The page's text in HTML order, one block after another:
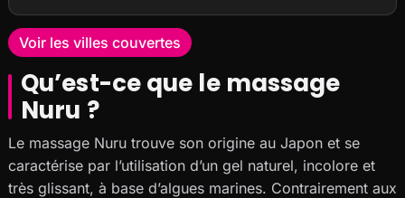
Voir les villes couvertes
Qu’est-ce que le massage
Nuru ?
Le massage Nuru trouve son origine au Japon et se
caractérise par l’utilisation d’un gel naturel, incolore et
très glissant, à base d’algues marines. Contrairement aux